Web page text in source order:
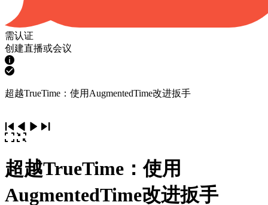
需认证
创建直播或会议
超越TrueTime：使用AugmentedTime改进扳手
超越TrueTime：使用
AugmentedTime改进扳手